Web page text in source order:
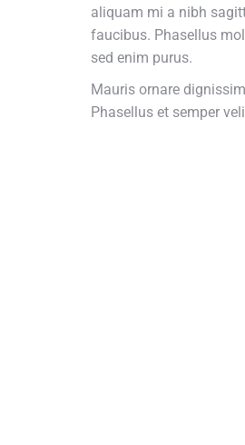
aliquam mi a nibh
faucibus. Phasellus
sed enim purus.
Mauris ornare
Phasellus et semper